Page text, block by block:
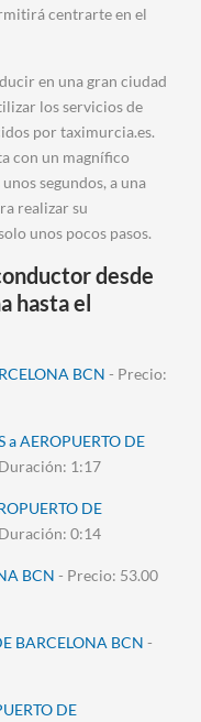
centrarte en el
en una gran ciudad
los servicios de
por taximurcia.es.
con un magnífico
segundos, a una
realizar su
unos pocos pasos.
desde
hasta el
BCN - Precio:
a AEROPUERTO DE
1:17
DE
0:14
BCN - Precio: 53.00
BARCELONA BCN -
DE